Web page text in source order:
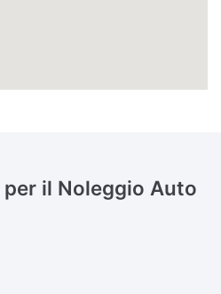
il Noleggio Auto